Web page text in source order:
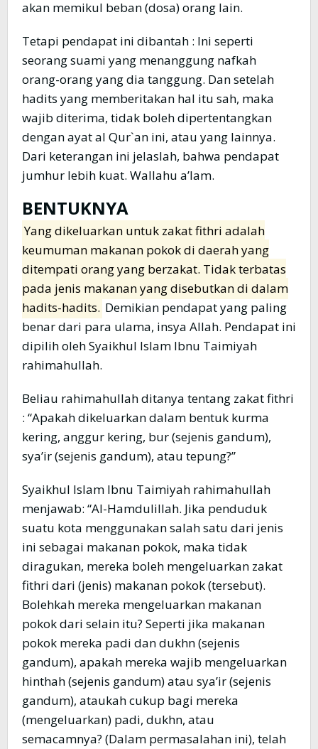
akan memikul beban (dosa) orang lain.
Tetapi pendapat ini dibantah : Ini seperti
seorang suami yang menanggung nafkah
orang-orang yang dia tanggung. Dan setelah
hadits yang memberitakan hal itu sah, maka
wajib diterima, tidak boleh dipertentangkan
dengan ayat al Qur`an ini, atau yang lainnya.
Dari keterangan ini jelaslah, bahwa pendapat
jumhur lebih kuat. Wallahu a’lam.
BENTUKNYA
Yang dikeluarkan untuk zakat fithri adalah
keumuman makanan pokok di daerah yang
ditempati orang yang berzakat. Tidak terbatas
pada jenis makanan yang disebutkan di dalam
hadits-hadits. Demikian pendapat yang paling
benar dari para ulama, insya Allah. Pendapat ini
dipilih oleh Syaikhul Islam Ibnu Taimiyah
rahimahullah.
Beliau rahimahullah ditanya tentang zakat fithri
: “Apakah dikeluarkan dalam bentuk kurma
kering, anggur kering, bur (sejenis gandum),
sya’ir (sejenis gandum), atau tepung?”
Syaikhul Islam Ibnu Taimiyah rahimahullah
menjawab: “Al-Hamdulillah. Jika penduduk
suatu kota menggunakan salah satu dari jenis
ini sebagai makanan pokok, maka tidak
diragukan, mereka boleh mengeluarkan zakat
fithri dari (jenis) makanan pokok (tersebut).
Bolehkah mereka mengeluarkan makanan
pokok dari selain itu? Seperti jika makanan
pokok mereka padi dan dukhn (sejenis
gandum), apakah mereka wajib mengeluarkan
hinthah (sejenis gandum) atau sya’ir (sejenis
gandum), ataukah cukup bagi mereka
(mengeluarkan) padi, dukhn, atau
semacamnya? (Dalam permasalahan ini), telah